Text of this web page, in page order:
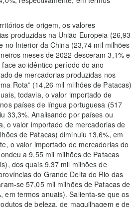
de origem, os valores
produzidas na União Europeia (26,93
no Interior da China (23,74 mil milhões
meses de 2022 desceram 3,1% e
ao idêntico período do ano
de mercadorias produzidas nos
Rota” (14,26 mil milhões de Patacas)
todavia, o valor importado de
países de língua portuguesa (517
33,3%. Analisando por países ou
o valor importado de mercadorias de
de Patacas) diminuiu 13,6%, em
o valor importado de mercadorias do
a 9,55 mil milhões de Patacas
dos quais 9,37 mil milhões de
do Grande Delta do Rio das
se 57,05 mil milhões de Patacas de
em termos anuais). Salienta-se que os
de beleza, de maquilhagem e de